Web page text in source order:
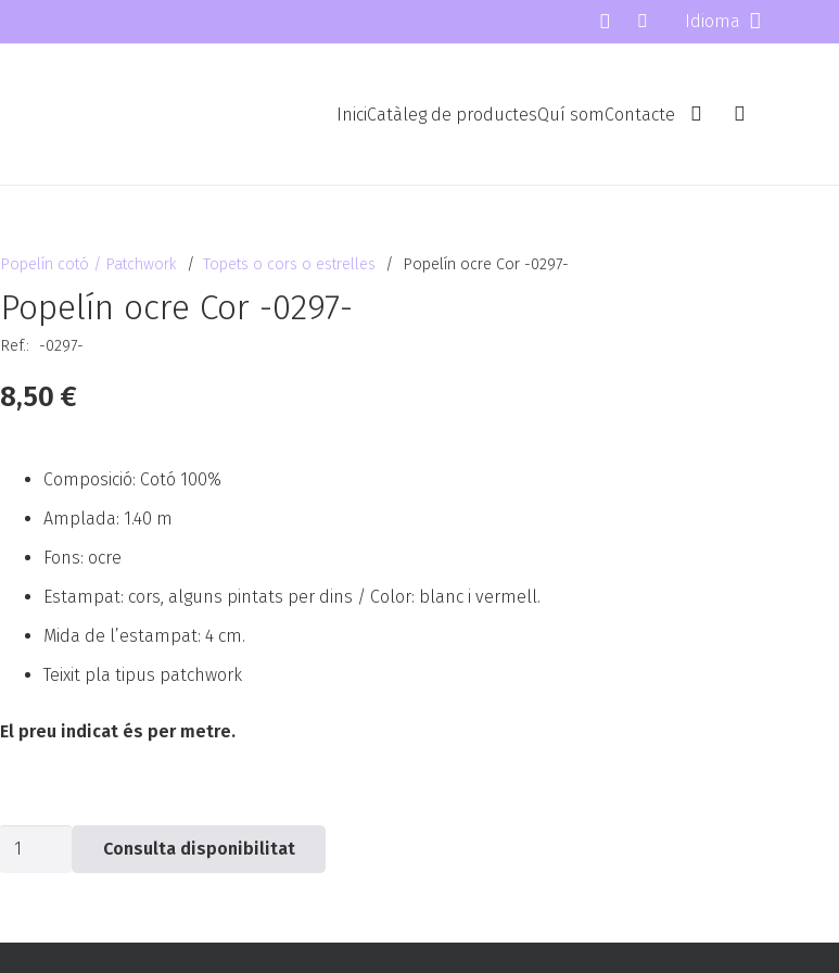
Idioma
IniciCatàleg de productesQuí somContacte
Popelín cotó / Patchwork / Topets o cors o estrelles / Popelín ocre Cor -0297-
Popelín ocre Cor -0297-
Ref.: -0297-
8,50€
Composició: Cotó 100%
Amplada: 1.40 m
Fons: ocre
Estampat: cors, alguns pintats per dins / Color: blanc i vermell.
Mida de l’estampat: 4 cm.
Teixit pla tipus patchwork
El preu indicat és per metre.
quantitat
Consulta disponibilitat